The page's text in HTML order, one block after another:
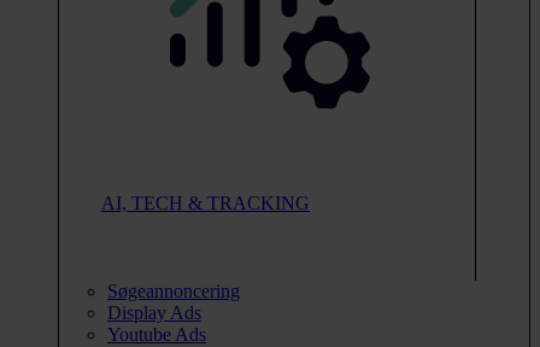
AI, TECH & TRACKING
Søgeannoncering
Display Ads
Youtube Ads